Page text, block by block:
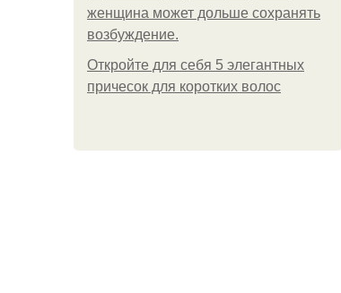
женщина может дольше сохранять
возбуждение.
Откройте для себя 5 элегантных
причесок для коротких волос